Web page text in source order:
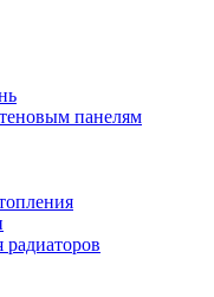
панелям